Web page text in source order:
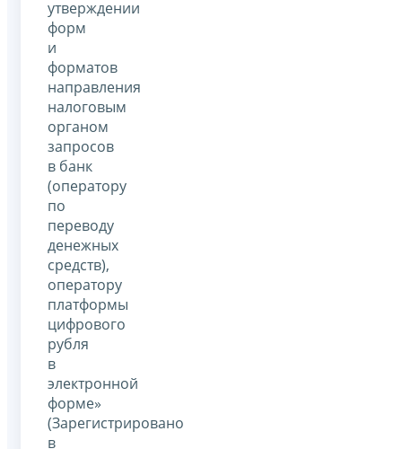
утверждении
форм
и
форматов
направления
налоговым
органом
запросов
в банк
(оператору
по
переводу
денежных
средств),
оператору
платформы
цифрового
рубля
в
электронной
форме»
(Зарегистрировано
в